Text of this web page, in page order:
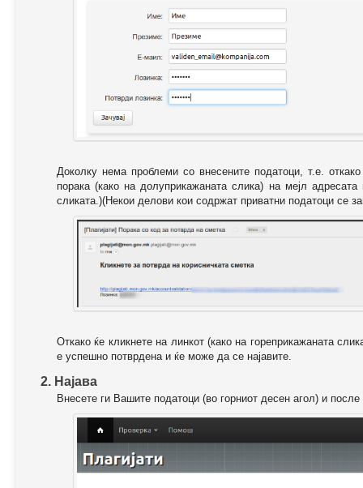
Доколку нема проблеми со внесените податоци, т.е.
порака (како на долуприкажаната слика) на мејл
сликата.)(Некои делови кои содржат приватни податоци се
Откако ќе кликнете на линкот (како на гореприкажаната
е успешно потврдена и ќе може да се најавите.
2. Најава
Внесете ги Вашите податоци (во горниот десен агол) и